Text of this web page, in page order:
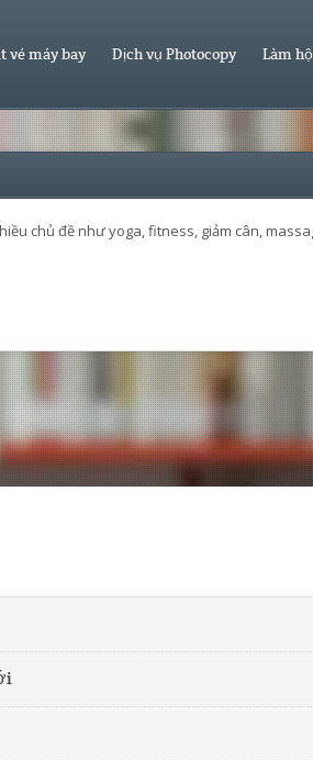
vé máy bay Dịch vụ Photocopy Làm
chủ đề như yoga, fitness, giảm cân,